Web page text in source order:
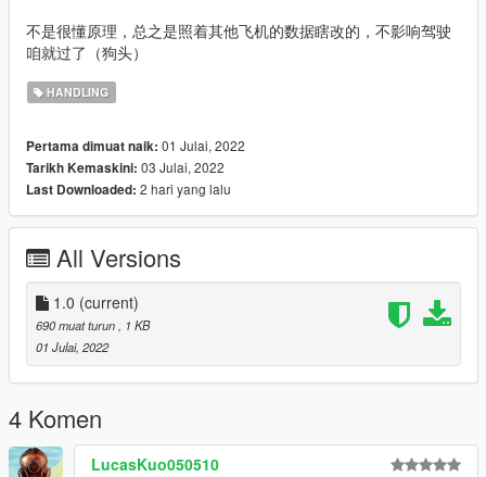
不是很懂原理，总之是照着其他飞机的数据瞎改的，不影响驾驶
咱就过了（狗头）
HANDLING
Pertama dimuat naik: 01 Julai, 2022
Tarikh Kemaskini: 03 Julai, 2022
Last Downloaded: 2 hari yang lalu
All Versions
1.0 (current)
690 muat turun, 1 KB
01 Julai, 2022
4 Komen
LucasKuo050510